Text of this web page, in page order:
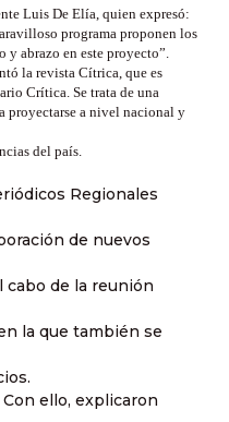
Luis De Elía, quien expresó:
programa proponen los
y abrazo en este proyecto”.
la revista Cítrica, que es
Crítica. Se trata de una
proyectarse a nivel nacional y
del país.
Regionales
de nuevos
cabo de la reunión
la que también se
ello, explicaron